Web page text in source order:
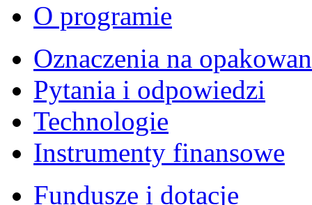
O programie
Oznaczenia na
Pytania i odpowiedzi
Technologie
Instrumenty finansowe
Fundusze i dotacje